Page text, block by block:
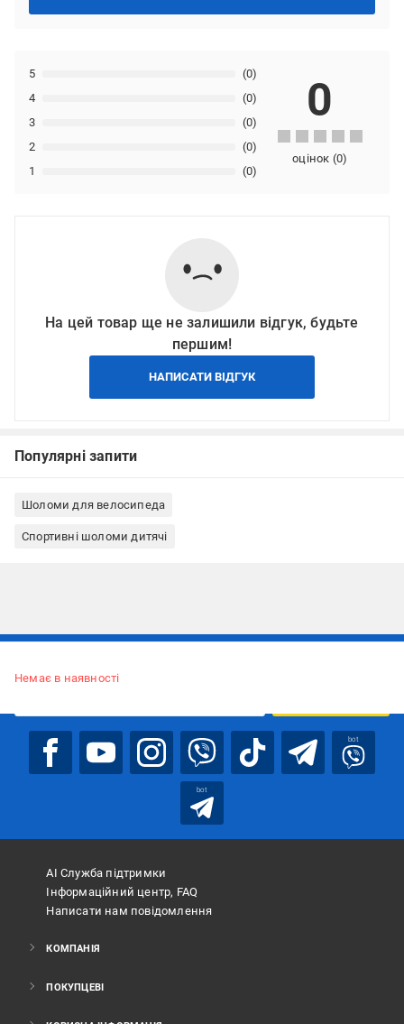
1 (0)
2 (0)
3 (0)
4 (0)
5 (0)
0
оцінок (0)
На цей товар ще не залишили відгук, будьте
першим!
НАПИСАТИ ВІДГУК
Популярні запити
Шоломи для велосипеда
Спортивні шоломи дитячі
Немає в наявності
bot
bot
АІ Служба підтримки
Інформаційний центр, FAQ
Написати нам повідомлення
КОМПАНІЯ
ПОКУПЦЕВІ